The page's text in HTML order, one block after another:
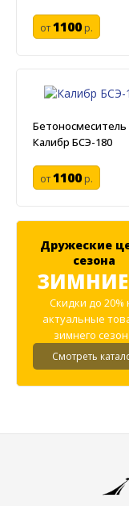
от1100р.
Бетоносмеситель
Калибр БСЭ-180
от1100р.
Дружеские
сезона
ЗИМНИЕ
Скидки до 20%
актуальные
зимнего
Смотреть